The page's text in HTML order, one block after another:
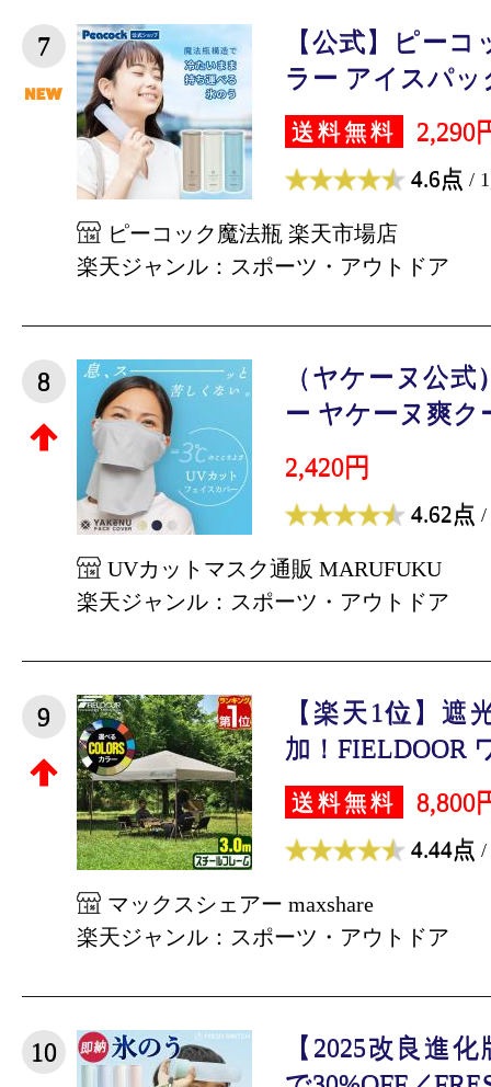
7
【公式】ピー
ラー アイスパッ
送料無料 2,290
4.6点 /
ピーコック魔法瓶 楽天市場店
楽天ジャンル：スポーツ・アウトドア
8
（ヤケーヌ公
ー ヤケーヌ爽ク
2,420円
4.62点 /
UVカットマスク通販 MARUFUKU
楽天ジャンル：スポーツ・アウトドア
9
【楽天1位】遮
加！FIELDOOR
送料無料 8,800
4.44点 /
マックスシェアー maxshare
楽天ジャンル：スポーツ・アウトドア
10
【2025改良進